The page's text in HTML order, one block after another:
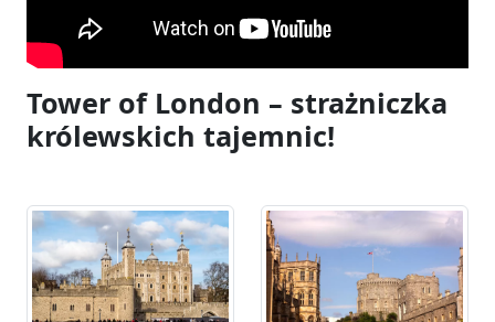
Tower of London – strażniczka
królewskich tajemnic!